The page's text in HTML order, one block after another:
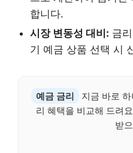
합니다.
시장 변동성 대비: 금
기 예금 상품 선택 시
예금 금리
지금 바로
리 혜택을 비교해 드려
받